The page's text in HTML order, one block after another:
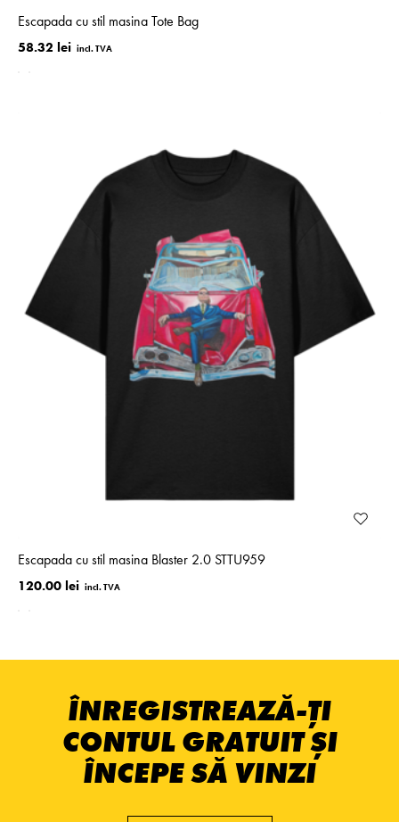
Escapada cu stil masina Tote Bag
58.32 lei
Escapada cu stil masina Blaster 2.0 STTU959
120.00 lei
ÎNREGISTREAZĂ-ȚI
CONTUL GRATUIT ȘI
ÎNCEPE SĂ VINZI